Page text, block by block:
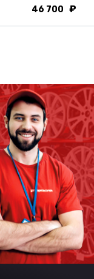
46 700